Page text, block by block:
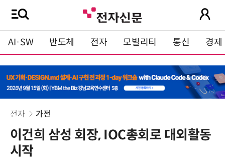
AI·SW 반도체 전자 모빌리티 통신 경제
전자 가전
이건희 삼성 회장, IOC총회로 대외활동
시작